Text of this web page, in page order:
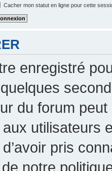
Cacher mon statut en ligne pour cette
enregistré
du forum
utilisateurs
pris
de notre